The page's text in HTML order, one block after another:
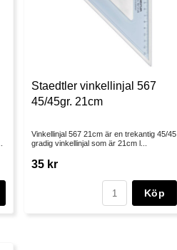
Staedtler vinkellinjal 567
45/45gr. 21cm
Vinkellinjal 567 21cm är en trekantig 45/45
gradig vinkellinjal som är 21cm l...
35 kr
Köp